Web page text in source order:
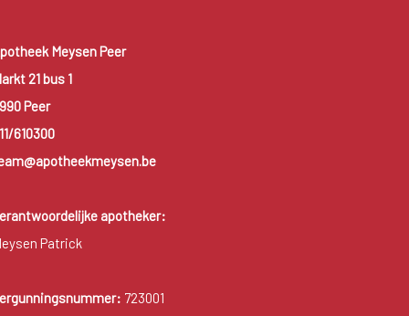
Meysen Peer
21 bus 1
Peer
610300
apotheker:
Patrick
723001